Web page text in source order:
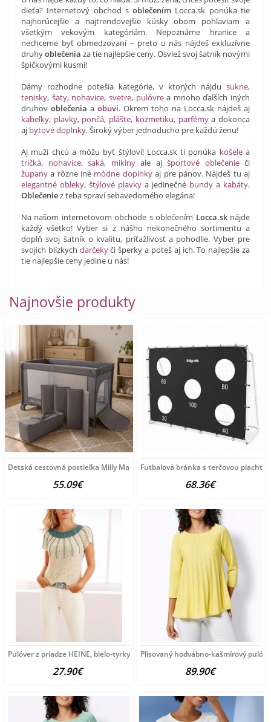
dieťa? Internetový obchod soblečením Locca.sk ponúka tie
najhorúcejšie a najtrendovejšie kúsky obom pohlaviam a
všetkým vekovým kategóriám. Nepoznáme hranice a
nechceme byť obmedzovaní – preto u nás nájdeš exkluzívne
druhyoblečenia za tie najlepšie ceny. Osviež svoj šatník novými
špičkovými kusmi!
Dámy rozhodne potešia kategórie, v ktorých nájdu sukne,
tenisky, šaty, nohavice, svetre, pulóvrea mnoho ďalších iných
druhov oblečenia a obuvi. Okrem toho na Locca.sk nájdeš aj
kabelky, plavky, pončá, plášte, kozmetiku, parfémya dokonca
aj bytové doplnky. Široký výber jednoducho pre každú ženu!
Aj muži chcú a môžu byť štýloví! Locca.sk ti ponúka košelea
tričká, nohavice, saká, mikinyale aj športové oblečenieči
župany a rôzne iné módne doplnkyaj pre pánov. Nájdeš tu aj
elegantné obleky, štýlové plavky a jedinečné bundy a kabáty.
Oblečeniez teba spraví sebavedomého elegána!
Na našom internetovom obchode s oblečením Locca.sknájde
každý všetko! Vyber si z nášho nekonečného sortimentu a
doplň svoj šatník o kvalitu, príťažlivosť a pohodlie. Vyber pre
svojich blízkych darčekyči šperky a poteš aj ich. To najlepšie za
tie najlepšie ceny jedine u nás!
Najnovšie produkty
Detská cestovná postieľka Milly Mally
55.09€
Futbalová bránka s terčovou
68.36€
Pulóver z priadze HEINE, bielo-tyrkysový
27.90€
Plisovaný hodvábno-kašmírový
89.90€